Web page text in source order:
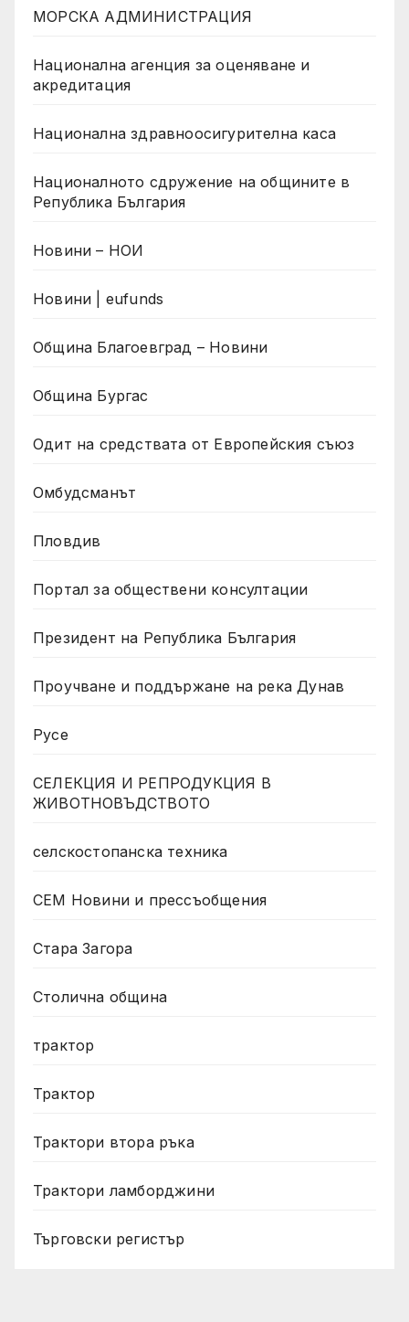
МОРСКА АДМИНИСТРАЦИЯ
Национална агенция за оценяване и
акредитация
Национална здравноосигурителна каса
Националното сдружение на общините в
Република България
Новини – НОИ
Новини | eufunds
Община Благоевград – Новини
Община Бургас
Одит на средствата от Европейския съюз
Омбудсманът
Пловдив
Портал за обществени консултации
Президент на Република България
Проучване и поддържане на река Дунав
Русе
СЕЛЕКЦИЯ И РЕПРОДУКЦИЯ В
ЖИВОТНОВЪДСТВОТО
селскостопанска техника
СЕМ Новини и прессъобщения
Стара Загора
Столична община
трактор
Трактор
Трактори втора ръка
Трактори ламборджини
Търговски регистър